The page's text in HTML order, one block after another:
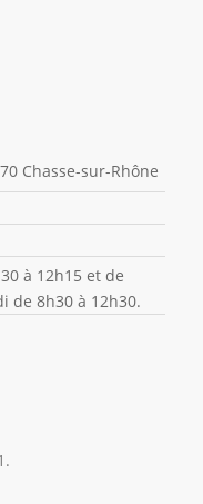
Chasse-sur-Rhône
à 12h15 et de
de 8h30 à 12h30.